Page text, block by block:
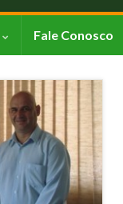
Fale Conosco